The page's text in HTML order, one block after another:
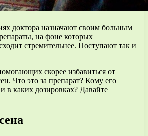
доктора назначают своим больным
на фоне которых
стремительнее. Поступают так и
скорее избавиться от
Что это за препарат? Кому его
в каких дозировках? Давайте